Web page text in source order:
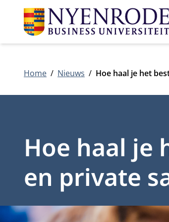
Home Nieuws Hoe haal je het
Hoe haal je
en private